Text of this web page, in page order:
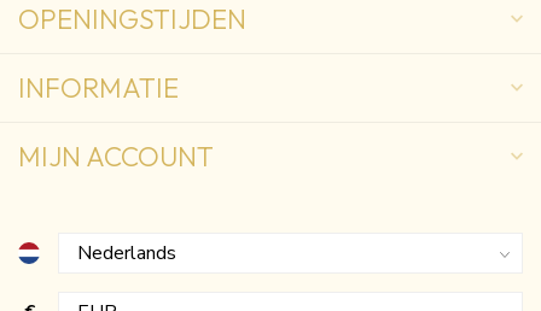
OPENINGSTIJDEN
INFORMATIE
MIJN ACCOUNT